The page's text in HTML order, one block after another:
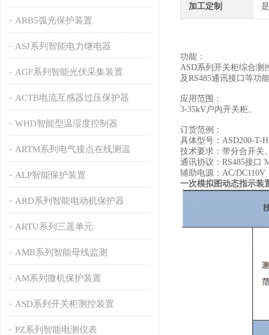
ARB5弧光保护装置
ASJ系列智能电力继电器
AGF系列智能光伏采集装置
ACTB电流互感器过压保护器
WHD智能型温湿度控制器
ARTM系列电气接点在线测温
ALP智能保护装置
ARD系列智能电动机保护器
ARTU系列三遥单元
AMB系列智能母线监测
AM系列微机保护装置
ASD系列开关柜测控装置
PZ系列智能电测仪表
加工定制
功能：
ASD系列开关柜综合测
及RS485通讯接口等功
应用范围：
3-35kV户内开关柜。
订货范例：
具体型号：ASD200-T-
技术要求：带分合开关
通讯协议：RS485接口
辅助电源：AC/DC110V
一次模拟图动态指示装